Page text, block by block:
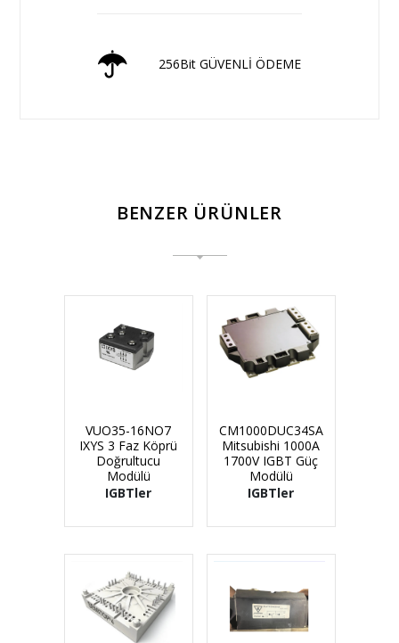
256Bit GÜVENLİ ÖDEME
BENZER ÜRÜNLER
VUO35-16NO7
IXYS 3 Faz Köprü
Doğrultucu
Modülü
IGBTler
CM1000DUC34SA
Mitsubishi 1000A
1700V IGBT Güç
Modülü
IGBTler